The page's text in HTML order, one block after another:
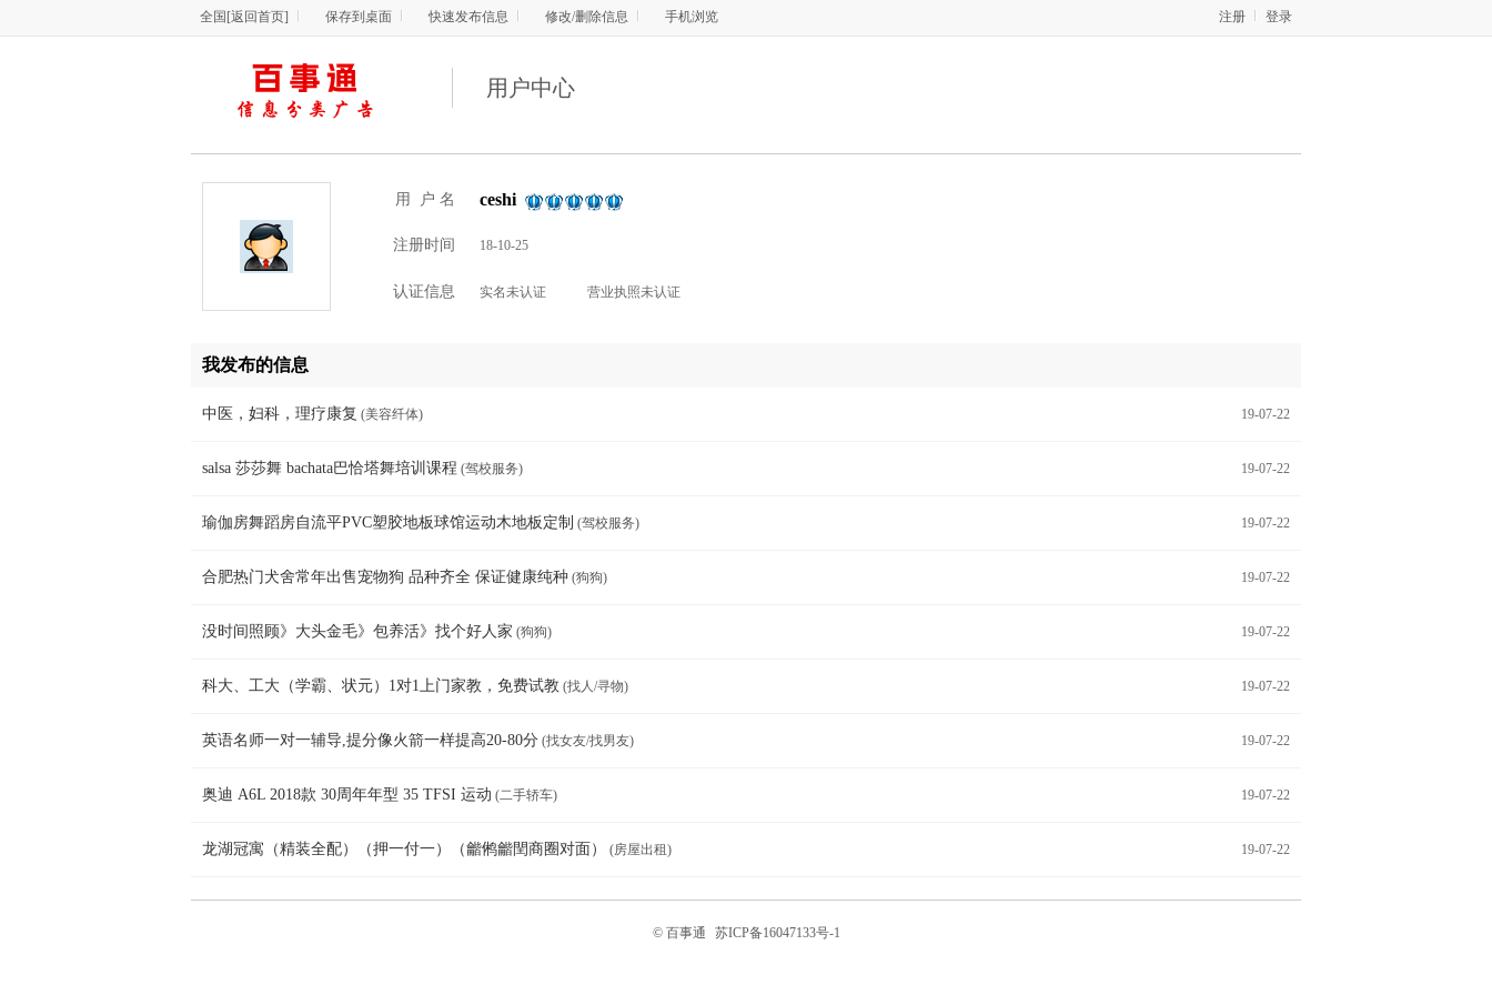
全国 [返回首页] 保存到桌面 快速发布信息 修改/删除信息 手机浏览 登录
注册
用户中心
用 户 名 ceshi
注册时间 18-10-25
认证信息 实名未认证 营业执照未认证
我发布的信息
19-07-22
中医，妇科，理疗康复 (美容纤体)
19-07-22
salsa 莎莎舞 bachata巴恰塔舞培训课程 (驾校服务)
19-07-22
瑜伽房舞蹈房自流平PVC塑胶地板球馆运动木地板定制 (驾校服务)
19-07-22
合肥热门犬舍常年出售宠物狗 品种齐全 保证健康纯种 (狗狗)
19-07-22
没时间照顾》大头金毛》包养活》找个好人家 (狗狗)
19-07-22
科大、工大（学霸、状元）1对1上门家教，免费试教 (找人/寻物)
19-07-22
英语名师一对一辅导,提分像火箭一样提高20-80分 (找女友/找男友)
19-07-22
奥迪 A6L 2018款 30周年年型 35 TFSI 运动 (二手轿车)
19-07-22
龙湖冠寓（精装全配）（押一付一）（龤鸺龤閏商圈对面） (房屋出租)
© 百事通 苏ICP备16047133号-1